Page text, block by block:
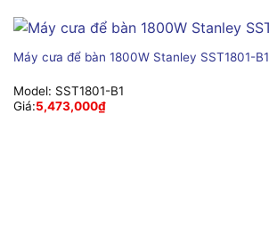
Máy cưa để bàn 1800W Stanley SST1801-B1
Model: SST1801-B1
Giá:5,473,000₫